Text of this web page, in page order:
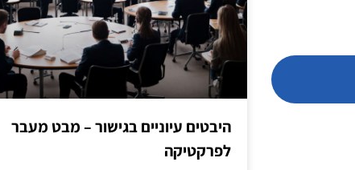
היבטים עיוניים בגישור – מבט מעבר
לפרקטיקה